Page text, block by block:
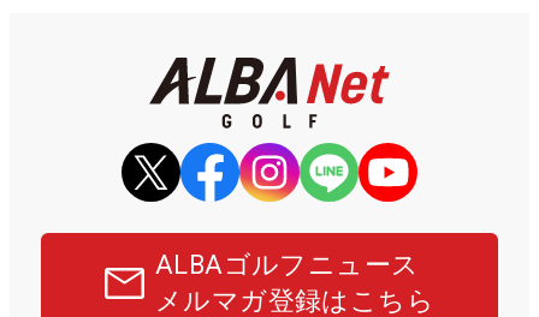
ALBAゴルフニュース
メルマガ登録はこちら